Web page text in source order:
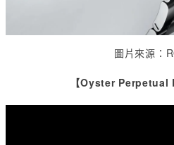
圖片來源：
【Oyster Perpetual